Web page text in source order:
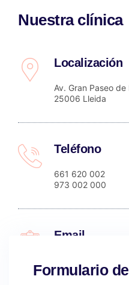
Nuestra clínica
Localización
Av. Gran Paseo
25006 Lleida
Teléfono
661 620 002
973 002 000
Email
Formulario